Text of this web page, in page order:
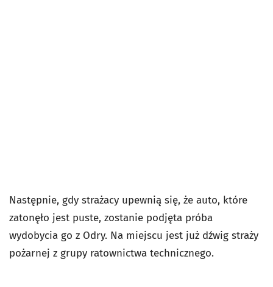
Następnie, gdy strażacy upewnią się, że auto, które
zatonęło jest puste, zostanie podjęta próba
wydobycia go z Odry. Na miejscu jest już dźwig straży
pożarnej z grupy ratownictwa technicznego.